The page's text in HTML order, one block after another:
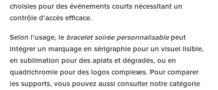
choisies pour des événements courts nécessitant un
contrôle d’accès efficace.
Selon l’usage, le bracelet soirée personnalisablepeut
intégrer un marquage en sérigraphie pour un visuel lisible,
en sublimation pour des aplats et dégradés, ou en
quadrichromie pour des logos complexes. Pour comparer
les supports, vous pouvez aussi consulter notre catégorie